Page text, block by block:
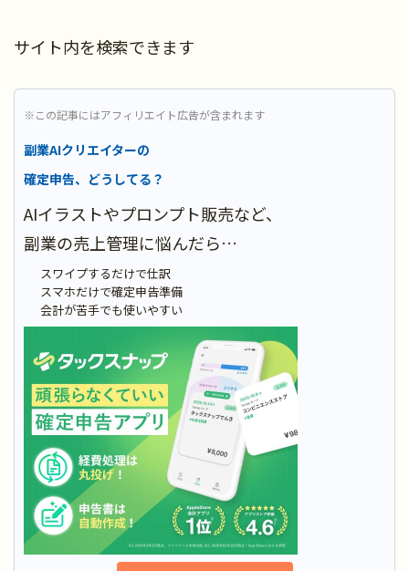
サイト内を検索できます
※この記事にはアフィリエイト広告が含まれます
副業AIクリエイターの
確定申告、どうしてる？
AIイラストやプロンプト販売など、
副業の売上管理に悩んだら…
スワイプするだけで仕訳
スマホだけで確定申告準備
会計が苦手でも使いやすい